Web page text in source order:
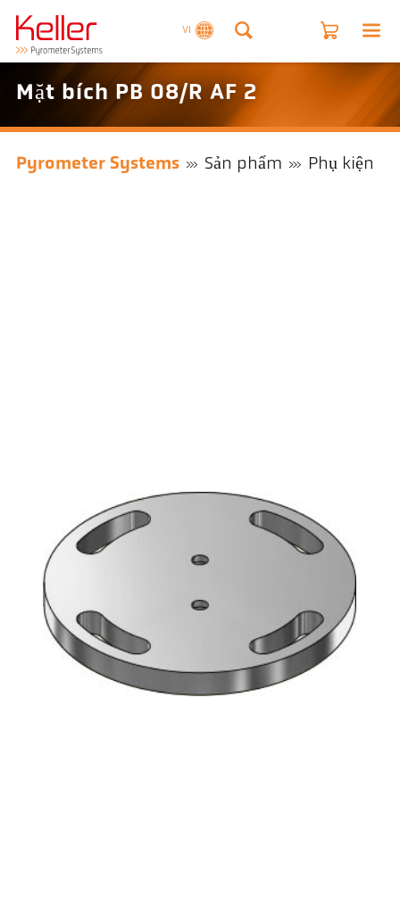
VI
Mặt bích PB 08/R AF 2
Pyrometer Systems Sản phẩm Phụ kiện